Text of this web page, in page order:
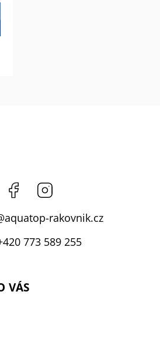
Facebook
aquatop-rakovnik.cz
773 589 255
VÁS